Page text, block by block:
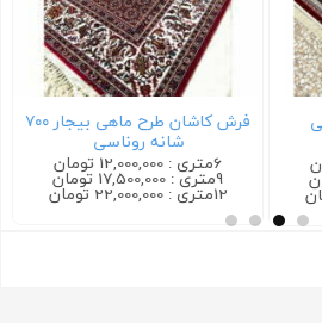
فرش کاشان طرح ماهی بیجار ۷۰۰
شانه روناسی
6متری : 12,000,000 تومان
9متری : 17,500,000 تومان
12متری : 22,000,000 تومان